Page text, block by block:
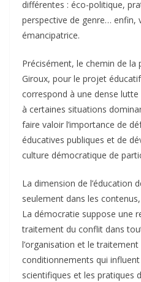
différentes : éco-politique,
perspective de genre… enfin,
émancipatrice.
Précisément, le chemin de la
Giroux, pour le projet
correspond à une dense
à certaines situations
faire valoir l’importance de
éducatives publiques et de
culture démocratique de
La dimension de l’éducation
seulement dans les
La démocratie suppose une
traitement du conflit dans
l’organisation et le
conditionnements qui
scientifiques et les pratiques